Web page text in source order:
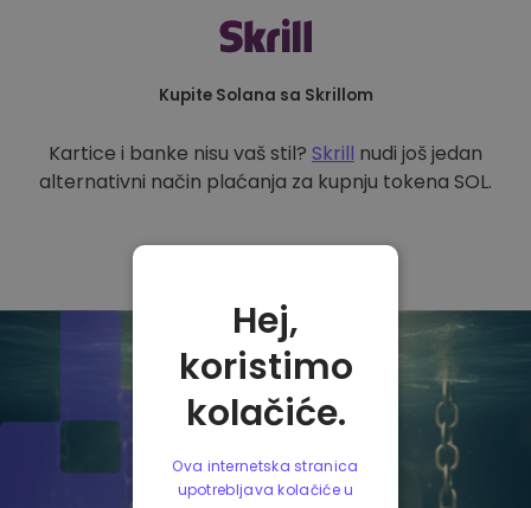
Kupite Solana sa Skrillom
Kartice i banke nisu vaš stil? Skrill nudi još jedan
alternativni način plaćanja za kupnju tokena SOL.
Hej,
koristimo
kolačiće.
Ova internetska stranica
upotrebljava kolačiće u